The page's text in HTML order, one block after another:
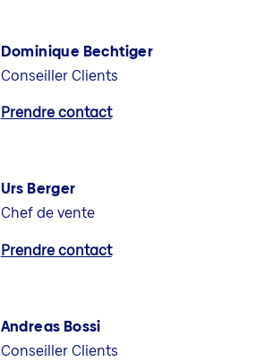
Dominique Bechtiger
Conseiller Clients
Prendre contact
Urs Berger
Chef de vente
Prendre contact
Andreas Bossi
Conseiller Clients